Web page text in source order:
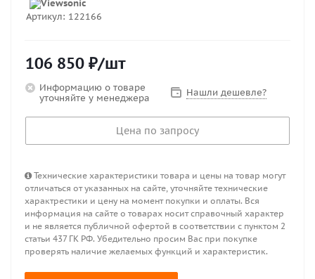
Артикул: 122166
106 850 ₽/шт
Информацию о товаре
уточняйте у менеджера
Нашли дешевле?
Цена по запросу
Технические характеристики товара и цены на товар могут
отличаться от указанных на сайте, уточняйте технические
характрестики и цену на момент покупки и оплаты. Вся
информация на сайте о товарах носит справочный характер
и не является публичной офертой в соответствии с пунктом 2
статьи 437 ГК РФ. Убедительно просим Вас при покупке
проверять наличие желаемых функций и характеристик.